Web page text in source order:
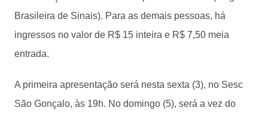
Brasileira de Sinais). Para as demais pessoas, há
ingressos no valor de R$ 15 inteira e R$ 7,50 meia
entrada.
A primeira apresentação será nesta sexta (3), no Sesc
São Gonçalo, às 19h. No domingo (5), será a vez do